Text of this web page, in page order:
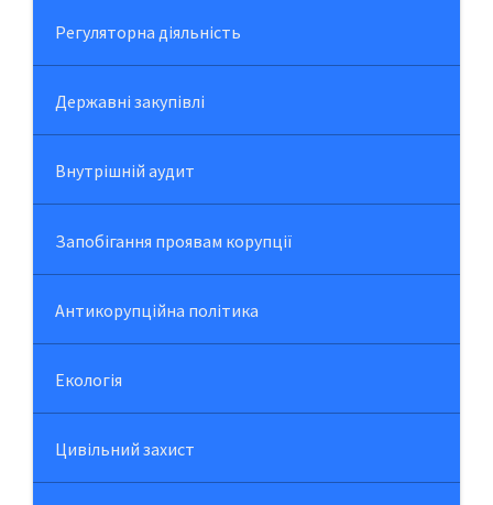
Регуляторна діяльність
Державні закупівлі
Внутрішній аудит
Запобігання проявам корупції
Антикорупційна політика
Екологія
Цивільний захист